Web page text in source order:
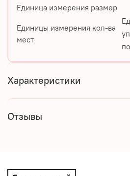
Единица измерения размер
Единицы измерения кол-ва
мест
Характеристики
Отзывы